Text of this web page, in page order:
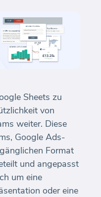
Sheets zu
von
weiter. Diese
Google Ads-
Format
und angepasst
um eine
oder eine